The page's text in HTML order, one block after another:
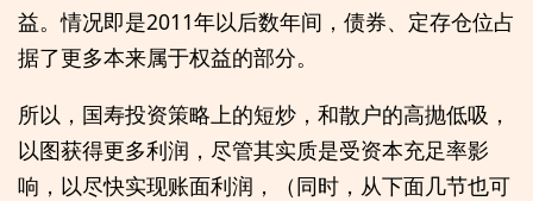
益。情况即是2011年以后数年间，债券、定存仓位占
据了更多本来属于权益的部分。
所以，国寿投资策略上的短炒，和散户的高抛低吸，
以图获得更多利润，尽管其实质是受资本充足率影
响，以尽快实现账面利润，（同时，从下面几节也可